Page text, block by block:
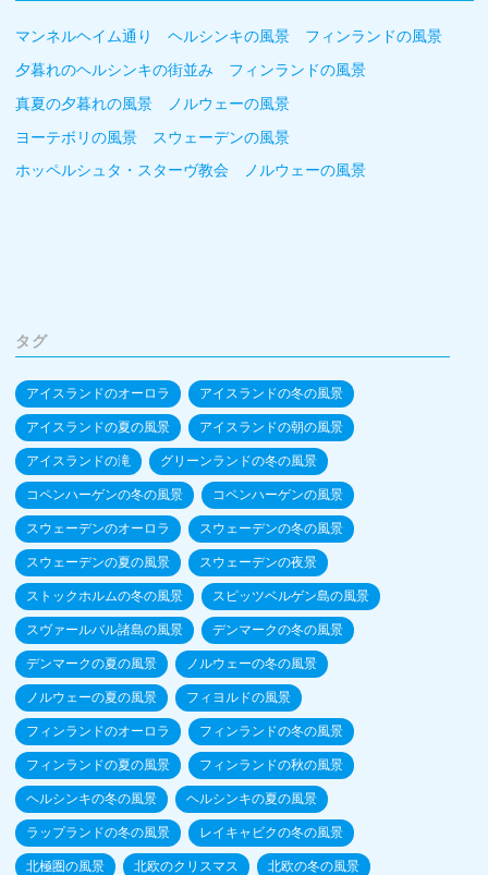
マンネルヘイム通り ヘルシンキの風景 フィンランドの風景
夕暮れのヘルシンキの街並み フィンランドの風景
真夏の夕暮れの風景 ノルウェーの風景
ヨーテボリの風景 スウェーデンの風景
ホッペルシュタ・スターヴ教会 ノルウェーの風景
タグ
アイスランドのオーロラ アイスランドの冬の風景
アイスランドの夏の風景 アイスランドの朝の風景
アイスランドの滝 グリーンランドの冬の風景
コペンハーゲンの冬の風景 コペンハーゲンの風景
スウェーデンのオーロラ スウェーデンの冬の風景
スウェーデンの夏の風景 スウェーデンの夜景
ストックホルムの冬の風景 スピッツベルゲン島の風景
スヴァールバル諸島の風景 デンマークの冬の風景
デンマークの夏の風景 ノルウェーの冬の風景
ノルウェーの夏の風景 フィヨルドの風景
フィンランドのオーロラ フィンランドの冬の風景
フィンランドの夏の風景 フィンランドの秋の風景
ヘルシンキの冬の風景 ヘルシンキの夏の風景
ラップランドの冬の風景 レイキャビクの冬の風景
北極圏の風景 北欧のクリスマス 北欧の冬の風景